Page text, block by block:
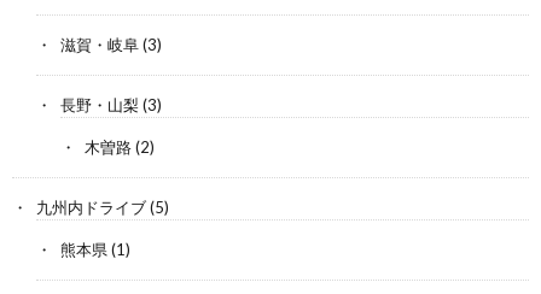
滋賀・岐阜(3)
長野・山梨(3)
木曽路(2)
九州内ドライブ(5)
熊本県(1)